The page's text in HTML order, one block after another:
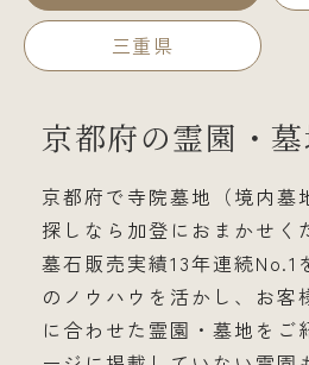
三重県
京都府の霊園・
京都府で寺院墓地（境内墓
探しなら加登におまかせく
墓石販売実績13年連続No.1
のノウハウを活かし、お客
に合わせた霊園・墓地をご